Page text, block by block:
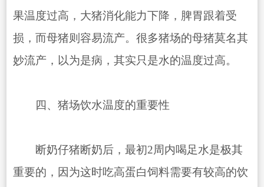
果温度过高，大猪消化能力下降，脾胃跟着受
损，而母猪则容易流产。很多猪场的母猪莫名其
妙流产，以为是病，其实只是水的温度过高。
四、猪场饮水温度的重要性
断奶仔猪断奶后，最初2周内喝足水是极其
重要的，因为这时吃高蛋白饲料需要有较高的饮